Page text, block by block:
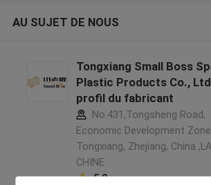
AU SUJET DE NOUS
Tongxiang Small Boss
Plastic Products Co.,
profil du fabricant
No.431,Tongsheng Road,
Economic Development
Tongxiang, Zhejiang, China ,LA
CHINE
5.0